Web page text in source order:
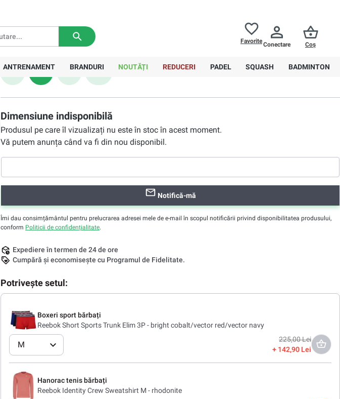
FavoriteConectare Coș
ANTRENAMENT BRANDURI NOUTĂȚI REDUCERI PADEL SQUASH BADMINTON
Preț recomandat:94,00 Lei
S M L XL
Dimensiune indisponibilă
Produsul pe care îl vizualizați nu este în stoc în acest moment.
Vă putem anunța când va fi din nou disponibil.
Notifică-mă
Îmi dau consimțământul pentru prelucrarea adresei mele de e-mail în scopul notificării privind disponibilitatea produsului,
conform Politicii de confidențialitate.
Expediere în termen de 24 de ore
Cumpără și economisește cu Programul de Fidelitate.
Potrivește setul:
Boxeri sport bărbați
Reebok Short Sports Trunk Elim 3P - bright cobalt/vector red/vector navy
M
225,00 Lei
142,90 Lei
Hanorac tenis bărbați
Reebok Identity Crew Sweatshirt M - rhodonite